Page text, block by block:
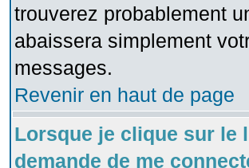
trouverez probablement
abaissera simplement
messages.
Revenir en haut de page
Lorsque je clique sur le
demande de me